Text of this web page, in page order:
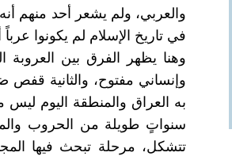
والعربي، ولم يشعر أحد منهم
في تاريخ الإسلام لم يكونوا عرباً
وهنا يظهر الفرق بين العروبة
وإنساني مفتوح، والثانية قفص
به العراق والمنطقة اليوم
سنواتٍ طويلة من الحروب
تتشكل، مرحلة تبحث فيها